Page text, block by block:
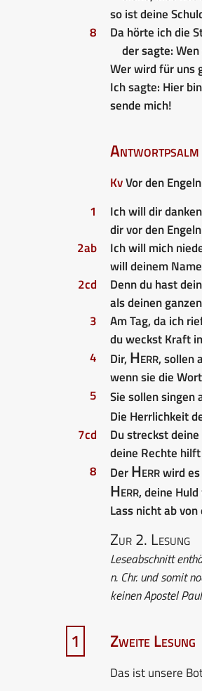
so ist deine
8
Da hörte ich die
der sagte:
Wer wird für uns
Ich sagte: Hier
sende mich!
Antwortpsalm
KvVor den
1
Ich will dir
dir vor den
2ab
Ich will mich
will deinem
2cd
Denn du hast
als deinen
3
Am Tag, da ich
du weckst Kraft
4
Dir, Herr, sollen
wenn sie die
5
Sie sollen singen
Die Herrlichkeit
7cd
Du streckst deine
deine Rechte
8
DerHerrwird
Herr, deine
Lass nicht ab
Zur 2. Lesung
Leseabschnitt
n. Chr. und somit
keinen Apostel
1 Zweite Lesung
Das ist unsere